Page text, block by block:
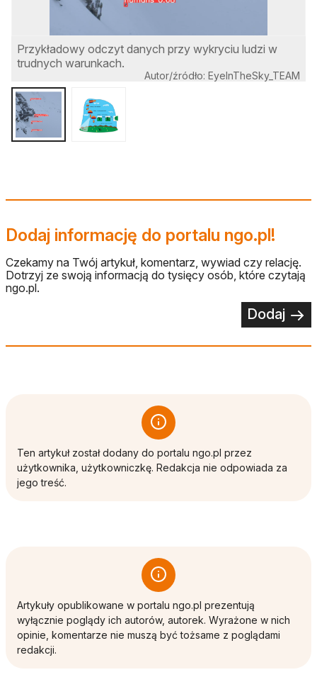
Przykładowy odczyt danych przy wykryciu ludzi w
trudnych warunkach.
Autor/źródło: EyeInTheSky_TEAM
Dodaj informację do portalu ngo.pl!
Czekamy na Twój artykuł, komentarz, wywiad czy relację.
Dotrzyj ze swoją informacją do tysięcy osób, które czytają
ngo.pl.
Dodaj
Ten artykuł został dodany do portalu ngo.pl przez
użytkownika, użytkowniczkę. Redakcja nie odpowiada za
jego treść.
Artykuły opublikowane w portalu ngo.pl prezentują
wyłącznie poglądy ich autorów, autorek. Wyrażone w nich
opinie, komentarze nie muszą być tożsame z poglądami
redakcji.